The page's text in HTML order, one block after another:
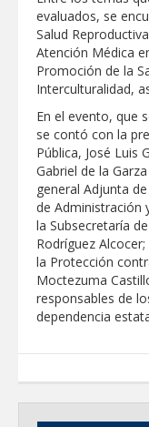
evaluados, se
Salud
Atención Médica
Promoción de la
Interculturalidad,
En el evento, que
se contó con la
Pública, José Luis
Gabriel de la
general Adjunta
de Administración
la Subsecretaría
Rodríguez
la Protección
Moctezuma
responsables de
dependencia